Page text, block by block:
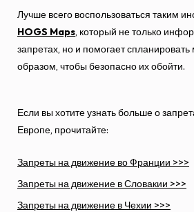
Лучше всего воспользоваться таким
HOGS Maps, который не только
запретах, но и помогает
образом, чтобы безопасно их обойти.
Если вы хотите узнать больше о
Европе, прочитайте:
Запреты на движение во Франции >>>
Запреты на движение в Словакии >>>
Запреты на движение в Чехии >>>